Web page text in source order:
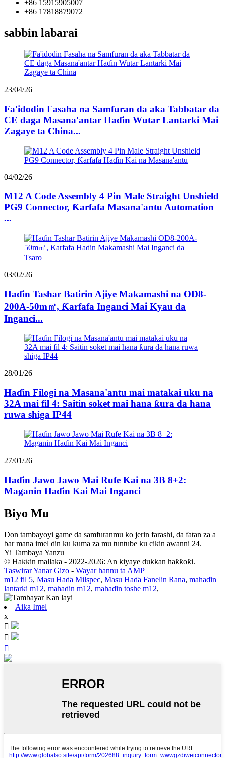
+86 15915905007
+86 17818879072
sabbin labarai
23/04/26
Fa'idodin Fasaha na Samfuran da aka Tabbatar da
CE daga Masana'antar Haɗin Wutar Lantarki Mai
Zagaye ta China...
04/02/26
M12 A Code Assembly 4 Pin Male Straight Unshield
PG9 Connector, Ƙarfafa Masana'antu Automation
...
03/02/26
Haɗin Tashar Batirin Ajiye Makamashi na OD8-
200A-50m㎡, Ƙarfafa Inganci Mai Kyau da
Inganci...
28/01/26
Haɗin Filogi na Masana'antu mai matakai uku na
32A mai fil 4: Saitin soket mai hana ƙura da hana
ruwa shiga IP44
27/01/26
Haɗin Jawo Jawo Mai Rufe Kai na 3B 8+2:
Maganin Haɗin Kai Mai Inganci
Biyo Mu
Don tambayoyi game da samfuranmu ko jerin farashi, da fatan za a
bar mana imel ɗin ku kuma za mu tuntube ku cikin awanni 24.
Yi Tambaya Yanzu
© Haƙƙin mallaka - 2022-2026: An kiyaye dukkan haƙƙoƙi.
Taswirar Yanar Gizo - Wayar hannu ta AMP
m12 fil 5, Masu Haɗa Milspec, Masu Haɗa Fanelin Rana, mahaɗin
lantarki m12, mahaɗin m12, mahaɗin toshe m12,
Aika Imel
x


